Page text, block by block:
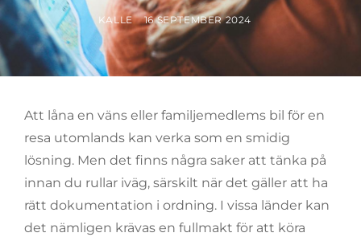
BY
KALLE
POSTED
ON
16 SEPTEMBER 2024
Att låna en väns eller familjemedlems bil för en
resa utomlands kan verka som en smidig
lösning. Men det finns några saker att tänka på
innan du rullar iväg, särskilt när det gäller att ha
rätt dokumentation i ordning. I vissa länder kan
det nämligen krävas en fullmakt för att köra